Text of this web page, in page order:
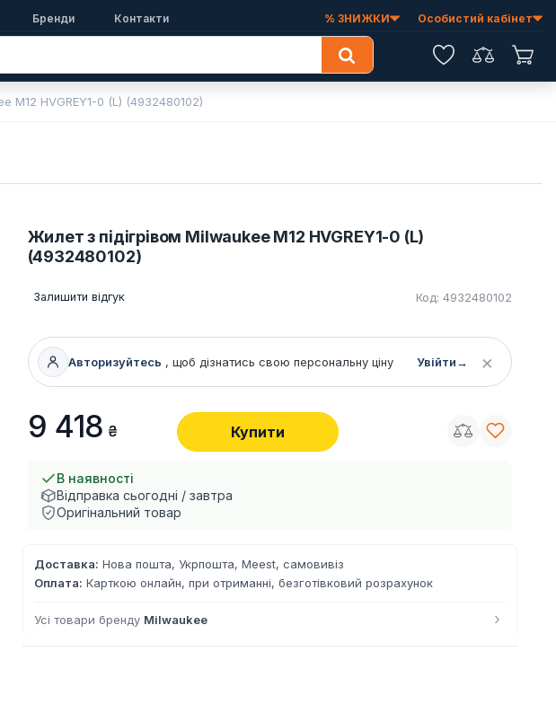
Бренди Контакти % ЗНИЖКИ Особистий кабінет
ОбранеПорівняння
M12 HVGREY1-0 (L) (4932480102)
Жилет з підігрівом Milwaukee M12 HVGREY1-0 (L)
(4932480102)
Залишити відгук Код: 4932480102
Авторизуйтесь , щоб дізнатись свою персональну ціну Увійти→ ×
9 418 Купити
В наявності
Відправка сьогодні / завтра
Оригінальний товар
Доставка: Нова пошта, Укрпошта, Meest, самовивіз
Оплата: Карткою онлайн, при отриманні, безготівковий розрахунок
Усі товари бренду Milwaukee ›